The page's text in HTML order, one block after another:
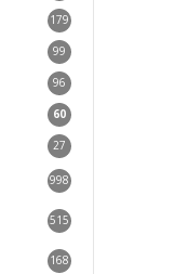
179
99
96
60
27
998
515
168